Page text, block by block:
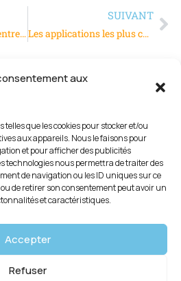
aux
que les cookies pour stocker et/ou
aux appareils. Nous le faisons pour
et pour afficher des publicités
technologies nous permettra de traiter des
de navigation ou les ID uniques sur ce
de retirer son consentement peut avoir un
et caractéristiques.
Accepter
Refuser
Comment réussir un entretien d’embauche ?
SUIVANT
Les applications les plus courantes du moulage par injection de caoutchouc